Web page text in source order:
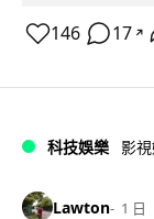
146 17 ↗
科技娛樂 影
Lawton 1 日